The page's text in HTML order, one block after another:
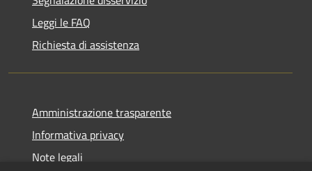
Leggi le FAQ
Richiesta di assistenza
Amministrazione trasparente
Informativa privacy
Note legali